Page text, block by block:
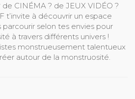
CINÉMA ? de JEUX VIDÉO ?
t’invite à découvrir un espace
selon tes envies pour
à travers différents univers !
monstrueusement talentueux
autour de la monstruosité.